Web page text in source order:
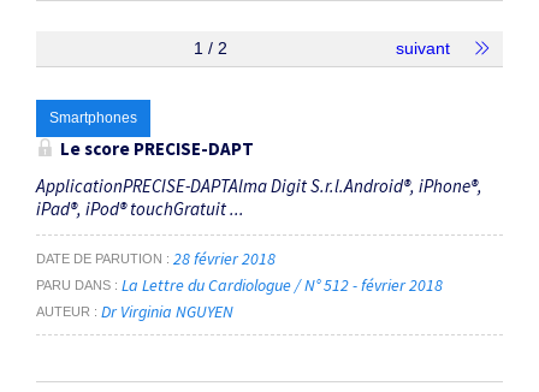
1 / 2 suivant
Smartphones
Le score PRECISE-DAPT
ApplicationPRECISE-DAPTAlma Digit S.r.l.Android®, iPhone®,
iPad®, iPod® touchGratuit ...
DATE DE PARUTION 28 février 2018
PARU DANS La Lettre du Cardiologue / N° 512 - février 2018
AUTEUR Dr Virginia NGUYEN